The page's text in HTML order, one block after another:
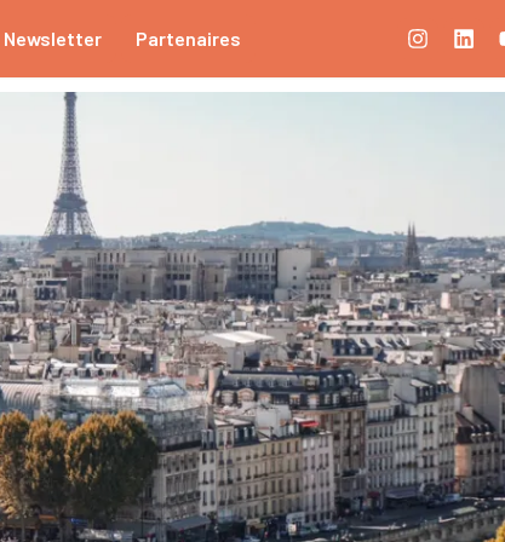
Newsletter Partenaires